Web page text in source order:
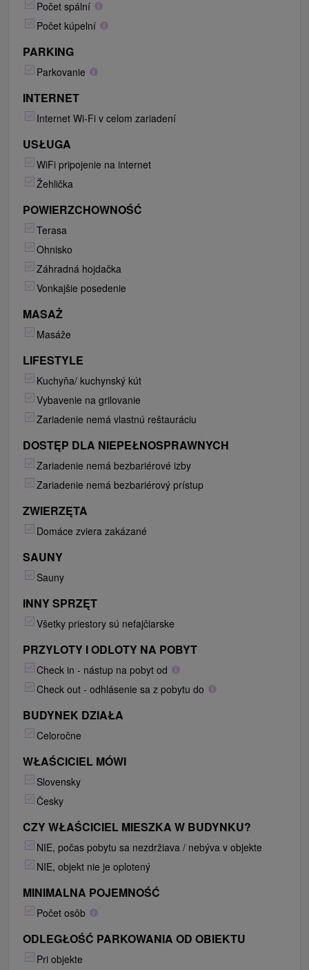
Počet spální
Počet kúpelní
PARKING
Parkovanie
INTERNET
Internet Wi-Fi v celom zariadení
USŁUGA
WiFi pripojenie na internet
Žehlička
POWIERZCHOWNOŚĆ
Terasa
Ohnisko
Záhradná hojdačka
Vonkajšie posedenie
MASAŻ
Masáže
LIFESTYLE
Kuchyňa/ kuchynský kút
Vybavenie na grilovanie
Zariadenie nemá vlastnú reštauráciu
DOSTĘP DLA NIEPEŁNOSPRAWNYCH
Zariadenie nemá bezbariérové izby
Zariadenie nemá bezbariérový prístup
ZWIERZĘTA
Domáce zviera zakázané
SAUNY
Sauny
INNY SPRZĘT
Všetky priestory sú nefajčiarske
PRZYLOTY I ODLOTY NA POBYT
Check in - nástup na pobyt od
Check out - odhlásenie sa z pobytu do
BUDYNEK DZIAŁA
Celoročne
WŁAŚCICIEL MÓWI
Slovensky
Česky
CZY WŁAŚCICIEL MIESZKA W BUDYNKU?
NIE, počas pobytu sa nezdržiava / nebýva v objekte
NIE, objekt nie je oplotený
MINIMALNA POJEMNOŚĆ
Počet osôb
ODLEGŁOŚĆ PARKOWANIA OD OBIEKTU
Pri objekte